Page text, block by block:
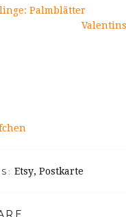
Palmblätter
Etsy, Postkarte